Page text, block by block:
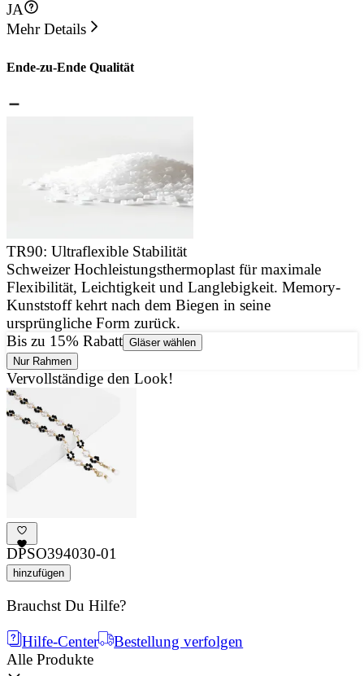
JA
Mehr Details
Ende-zu-Ende Qualität
TR90: Ultraflexible Stabilität
Schweizer Hochleistungsthermoplast für maximale
Flexibilität, Leichtigkeit und Langlebigkeit. Memory-
Kunststoff kehrt nach dem Biegen in seine
ursprüngliche Form zurück.
Bis zu 15% Rabatt Gläser wählen
Nur Rahmen
Vervollständige den Look!
DPSO394030-01
hinzufügen
Brauchst Du Hilfe?
Hilfe-Center
Bestellung verfolgen
Alle Produkte